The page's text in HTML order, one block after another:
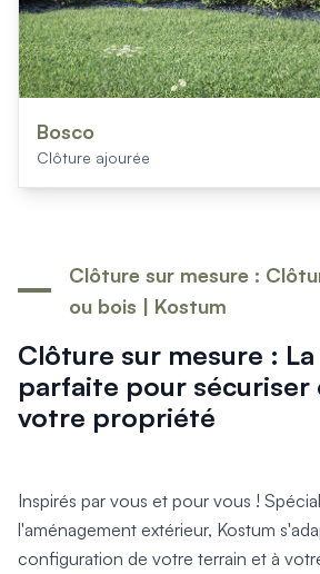
Bosco
Clôture ajourée
Clôture sur mesure :
parfaite pour
votre propriété
Clôture sur mesure :
ou bois | Kostum
Inspirés par vous et pour vous !
l'aménagement extérieur, Kostum
configuration de votre terrain et à